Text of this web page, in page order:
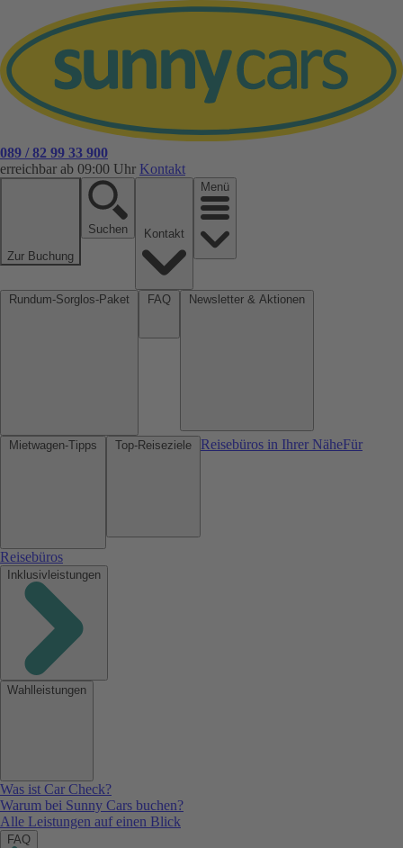
089 / 82 99 33 900
erreichbar ab 09:00 Uhr Kontakt
Zur Buchung
Suchen
Menü
Reisebüros in Ihrer NäheFür
Reisebüros
Inklusivleistungen
Wahlleistungen
Was ist Car Check?
Warum bei Sunny Cars buchen?
Alle Leistungen auf einen Blick
FAQ